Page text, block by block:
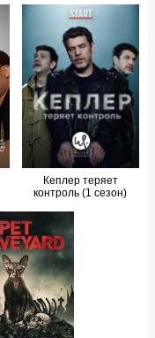
Кеплер теряет
контроль (1 сезон)